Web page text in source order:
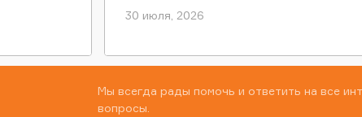
30 июля, 2026
Мы всегда рады помочь и ответить на все
вопросы.